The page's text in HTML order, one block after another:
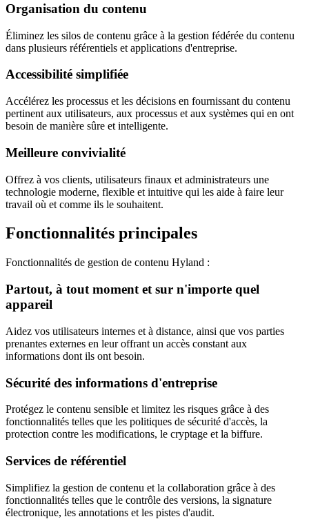
Organisation du contenu
Éliminez les silos de contenu grâce à la gestion fédérée du contenu
dans plusieurs référentiels et applications d'entreprise.
Accessibilité simplifiée
Accélérez les processus et les décisions en fournissant du contenu
pertinent aux utilisateurs, aux processus et aux systèmes qui en ont
besoin de manière sûre et intelligente.
Meilleure convivialité
Offrez à vos clients, utilisateurs finaux et administrateurs une
technologie moderne, flexible et intuitive qui les aide à faire leur
travail où et comme ils le souhaitent.
Fonctionnalités principales
Fonctionnalités de gestion de contenu Hyland :
Partout, à tout moment et sur n'importe quel
appareil
Aidez vos utilisateurs internes et à distance, ainsi que vos parties
prenantes externes en leur offrant un accès constant aux
informations dont ils ont besoin.
Sécurité des informations d'entreprise
Protégez le contenu sensible et limitez les risques grâce à des
fonctionnalités telles que les politiques de sécurité d'accès, la
protection contre les modifications, le cryptage et la biffure.
Services de référentiel
Simplifiez la gestion de contenu et la collaboration grâce à des
fonctionnalités telles que le contrôle des versions, la signature
électronique, les annotations et les pistes d'audit.